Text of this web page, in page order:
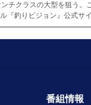
チクラスの大型を狙う
『釣りビジョン』公式サ
番組情報